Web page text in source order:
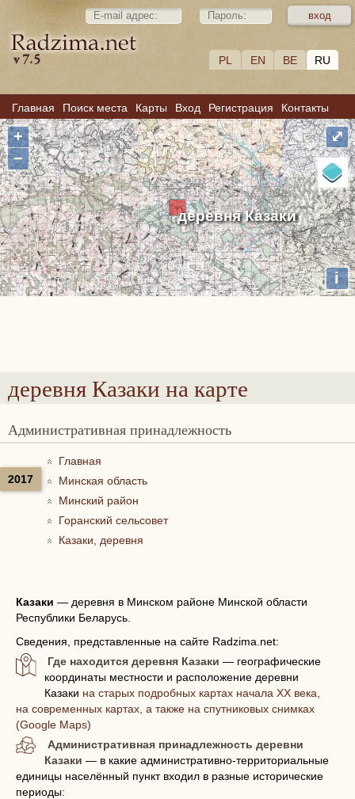
PL EN BE RU
Главная Поиск места Карты Вход Регистрация Контакты
деревня Казаки
+
−
i
⤢
деревня Казаки на карте
Административная принадлежность
2017
Главная
Минская область
Минский район
Горанский сельсовет
Казаки, деревня
Казаки — деревня в Минском районе Минской области
Республики Беларусь.
Сведения, представленные на сайте Radzima.net:
Где находится деревня Казаки — географические
координаты местности и расположение деревни
Казаки на старых подробных картах начала XX века,
на современных картах, а также на спутниковых снимках
(Google Maps)
Административная принадлежность деревни
Казаки — в какие административно-территориальные
единицы населённый пункт входил в разные исторические
периоды: